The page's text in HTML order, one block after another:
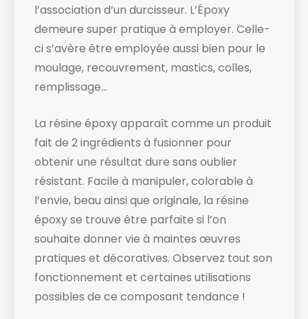
l’association d’un durcisseur. L’Époxy
demeure super pratique à employer. Celle-
ci s’avère être employée aussi bien pour le
moulage, recouvrement, mastics, colles,
remplissage…
La résine époxy apparaît comme un produit
fait de 2 ingrédients à fusionner pour
obtenir une résultat dure sans oublier
résistant. Facile à manipuler, colorable à
l’envie, beau ainsi que originale, la résine
époxy se trouve être parfaite si l’on
souhaite donner vie à maintes œuvres
pratiques et décoratives. Observez tout son
fonctionnement et certaines utilisations
possibles de ce composant tendance !